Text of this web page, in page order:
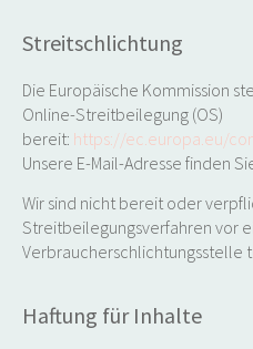
Streitschlichtung
Die Europäische Kommission
Online-Streitbeilegung (OS)
bereit: https://ec.europa.eu/
Unsere E-Mail-Adresse finden
Wir sind nicht bereit oder
Streitbeilegungsverfahren vor
Verbraucherschlichtungsstelle
Haftung für Inhalte